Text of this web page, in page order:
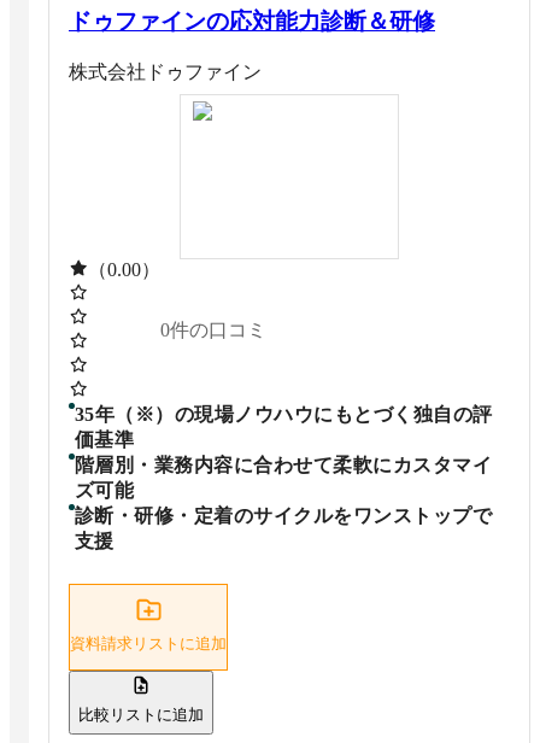
ドゥファインの応対能力診断＆研修
株式会社ドゥファイン
（0.00）
0件の口コミ
35年（※）の現場ノウハウにもとづく独自の評
価基準
階層別・業務内容に合わせて柔軟にカスタマイ
ズ可能
診断・研修・定着のサイクルをワンストップで
支援
資料請求リストに追加
比較リストに追加